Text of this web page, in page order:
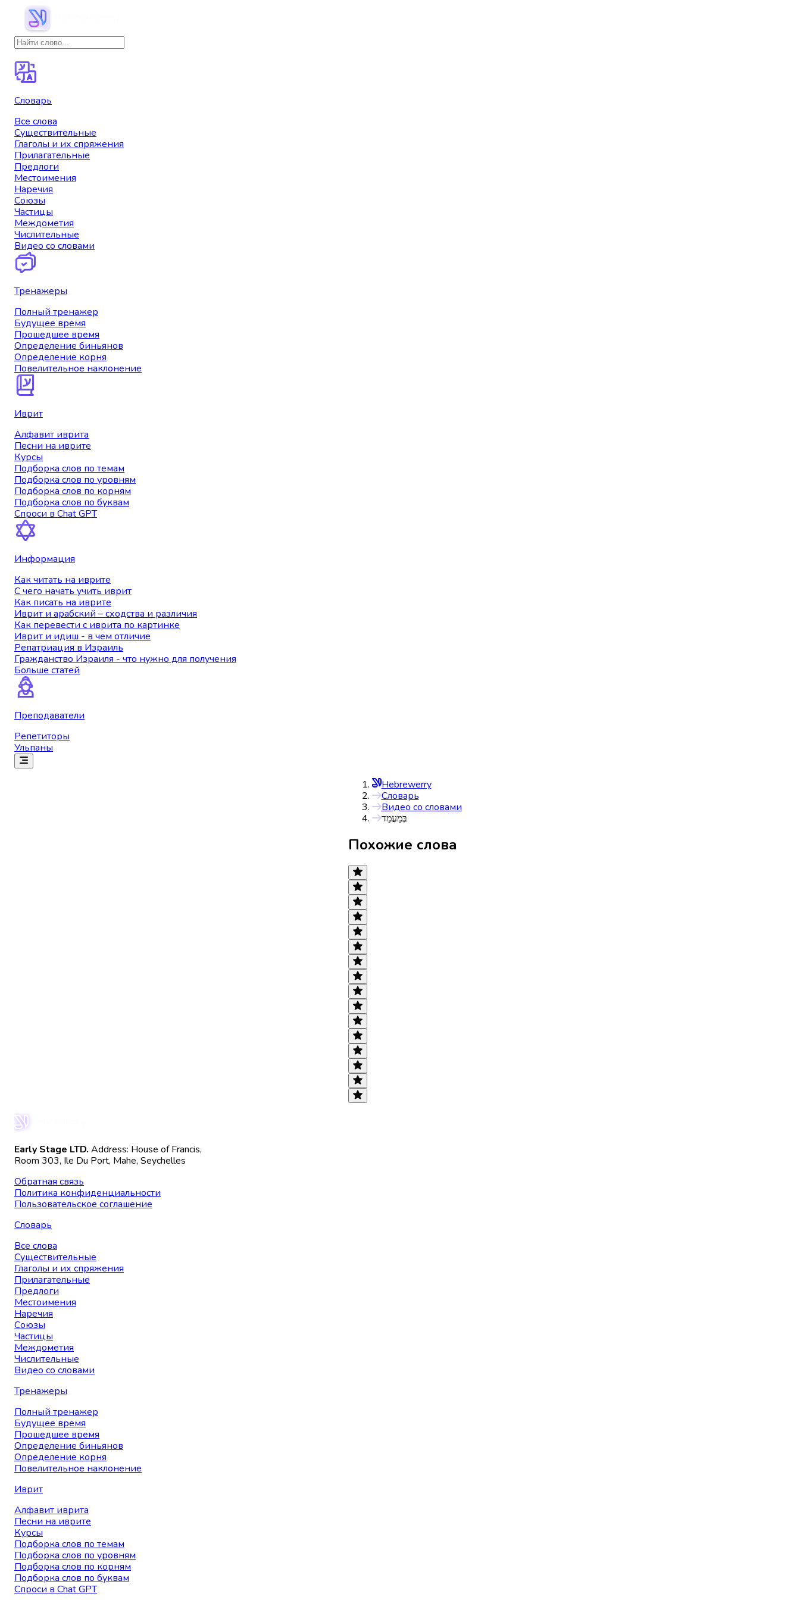
Словарь
Все слова
Существительные
Глаголы и их спряжения
Прилагательные
Предлоги
Местоимения
Наречия
Союзы
Частицы
Междометия
Числительные
Видео со словами
Тренажеры
Полный тренажер
Будущее время
Прошедшее время
Определение биньянов
Определение корня
Повелительное наклонение
Иврит
Алфавит иврита
Песни на иврите
Курсы
Подборка слов по темам
Подборка слов по уровням
Подборка слов по корням
Подборка слов по буквам
Спроси в Chat GPT
Информация
Как читать на иврите
С чего начать учить иврит
Как писать на иврите
Иврит и арабский – сходства и различия
Как перевести с иврита по картинке
Иврит и идиш - в чем отличие
Репатриация в Израиль
Гражданство Израиля - что нужно для получения
Больше статей
Преподаватели
Репетиторы
Ульпаны
Hebrewerry
Словарь
Видео со словами
בְּמַעֲמַד
Похожие слова
Early Stage LTD. Address: House of Francis,
Room 303, Ile Du Port, Mahe, Seychelles
Обратная связь
Политика конфиденциальности
Пользовательское соглашение
Словарь
Все слова
Существительные
Глаголы и их спряжения
Прилагательные
Предлоги
Местоимения
Наречия
Союзы
Частицы
Междометия
Числительные
Видео со словами
Тренажеры
Полный тренажер
Будущее время
Прошедшее время
Определение биньянов
Определение корня
Повелительное наклонение
Иврит
Алфавит иврита
Песни на иврите
Курсы
Подборка слов по темам
Подборка слов по уровням
Подборка слов по корням
Подборка слов по буквам
Спроси в Chat GPT